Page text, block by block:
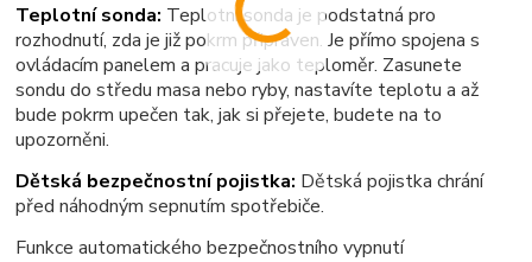
Teplotní sonda: Teplotní sonda je podstatná pro
rozhodnutí, zda je již pokrm připraven. Je přímo spojena s
ovládacím panelem a pracuje jako teploměr. Zasunete
sondu do středu masa nebo ryby, nastavíte teplotu a až
bude pokrm upečen tak, jak si přejete, budete na to
upozorněni.
Dětská bezpečnostní pojistka: Dětská pojistka chrání
před náhodným sepnutím spotřebiče.
Funkce automatického bezpečnostního vypnutí